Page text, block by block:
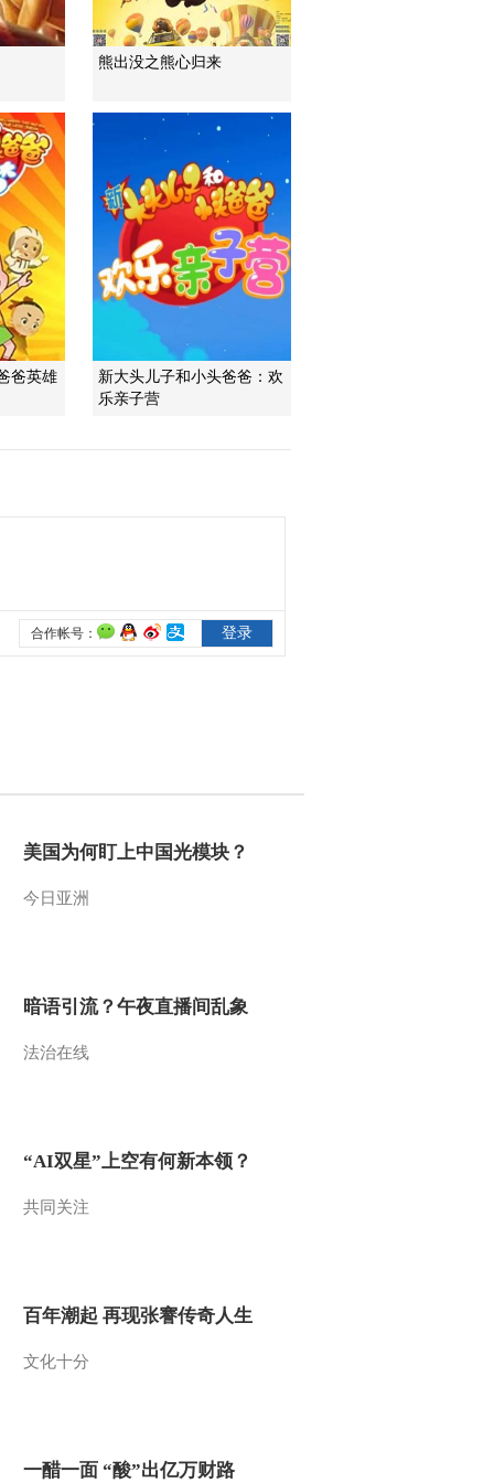
熊出没之熊心归来
爸英雄
新大头儿子和小头爸爸：欢
乐亲子营
美国为何盯上中国光模块？
今日亚洲
暗语引流？午夜直播间乱象
法治在线
“AI双星”上空有何新本领？
共同关注
百年潮起 再现张謇传奇人生
文化十分
一醋一面 “酸”出亿万财路